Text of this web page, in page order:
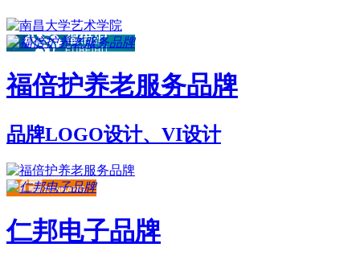
福倍护养老服务品牌
品牌LOGO设计、VI设计
仁邦电子品牌